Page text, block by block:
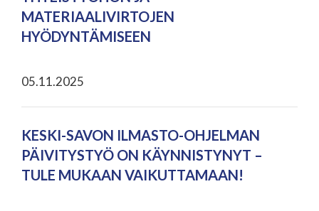
MATERIAALIVIRTOJEN
HYÖDYNTÄMISEEN
05.11.2025
KESKI-SAVON ILMASTO-OHJELMAN
PÄIVITYSTYÖ ON KÄYNNISTYNYT –
TULE MUKAAN VAIKUTTAMAAN!